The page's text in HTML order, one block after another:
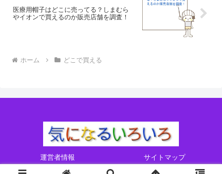
医療用帽子はどこに売ってる？しまむら
やイオンで買えるのか販売店舗を調査！
ホーム どこで買える
運営者情報 サイトマップ